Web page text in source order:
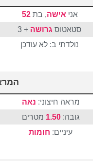
אני אישה, בת52
סטאטוס גרושה + 3
נולדתי ב: לא עודכן
מראה חיצוני: נאה
גובה:1.50 מטרים
עיניים: חומות